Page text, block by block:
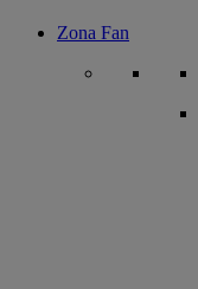
Zona Fan